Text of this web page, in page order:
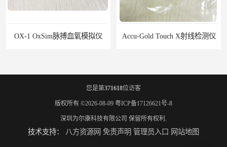
脉搏血氧模拟仪 Accu-Gold Touch X射线检测仪
您是第371618位访客
版权所有 ©2026-08-09 粤ICP备17126621号-8
深圳为尔康科技有限公司 保留所有权利.
技术支持： 八方资源网 免责声明 管理员入口 网站地图